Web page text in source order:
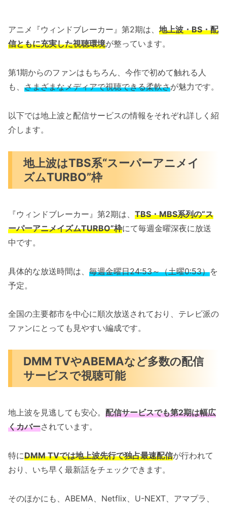
アニメ『ウィンドブレーカー』第2期は、 地上波・BS・配
信ともに充実した視聴環境が整っています。
第1期からのファンはもちろん、今作で初めて触れる人
も、 さまざまなメディアで視聴できる柔軟さが魅力です。
以下では地上波と配信サービスの情報をそれぞれ詳しく紹
介します。
地上波はTBS系“スーパーアニメイ
ズムTURBO”枠
『ウィンドブレーカー』第2期は、 TBS・MBS系列の“ス
ーパーアニメイズムTURBO”枠にて毎週金曜深夜に放送
中です。
具体的な放送時間は、 毎週金曜日24:53～（土曜0:53）を
予定。
全国の主要都市を中心に順次放送されており、テレビ派の
ファンにとっても見やすい編成です。
DMM TVやABEMAなど多数の配信
サービスで視聴可能
地上波を見逃しても安心。 配信サービスでも第2期は幅広
くカバーされています。
特にDMM TVでは地上波先行で独占最速配信が行われて
おり、いち早く最新話をチェックできます。
そのほかにも、ABEMA、Netflix、U-NEXT、アマプラ、